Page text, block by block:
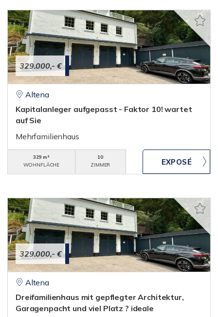
329.000,- €
Altena
Kapitalanleger aufgepasst - Faktor 10! wartet
auf Sie
Mehrfamilienhaus
329 m²
WOHNFLÄCHE
10
ZIMMER
329.000,- €
Altena
Dreifamilienhaus mit gepflegter Architektur,
Garagenpacht und viel Platz ? ideale